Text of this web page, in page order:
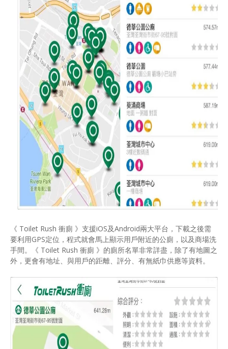
《 Toilet Rush 衝廁 》支援iOS及Android兩大平台，下載之後需
要利用GPS定位，程式就會馬上顯示用戶附近的公廁，以及商場洗
手間。《 Toilet Rush 衝廁 》的廁所名單非常詳盡，除了有地圖之
外，更會有地址、與用戶的距離、評分、有無紙巾供應等資料。